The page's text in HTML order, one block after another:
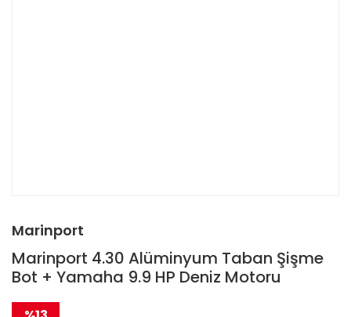
Marinport
Marinport 4.30 Alüminyum Taban Şişme
Bot + Yamaha 9.9 HP Deniz Motoru